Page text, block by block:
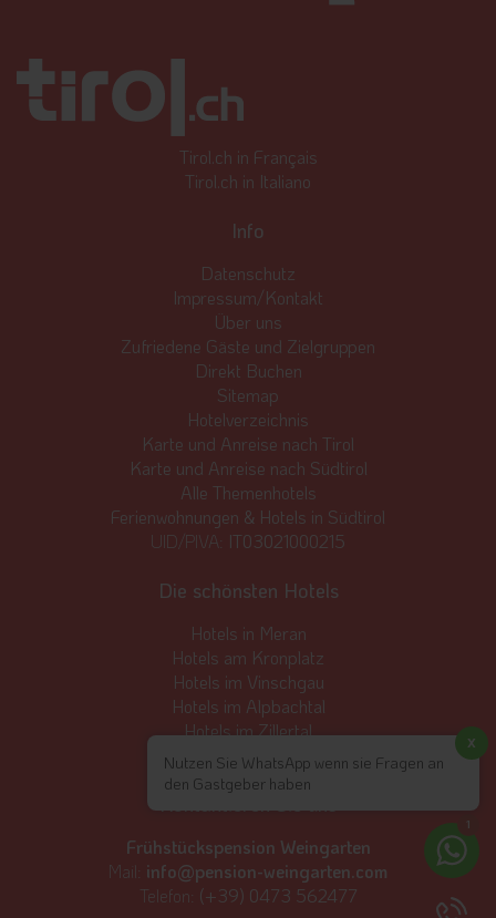
Tirol.ch in Français
Tirol.ch in Italiano
Info
Datenschutz
Impressum/Kontakt
Über uns
Zufriedene Gäste und Zielgruppen
Direkt Buchen
Sitemap
Hotelverzeichnis
Karte und Anreise nach Tirol
Karte und Anreise nach Südtirol
Alle Themenhotels
Ferienwohnungen & Hotels in Südtirol
UID/PIVA: IT03021000215
Die schönsten Hotels
Hotels in Meran
Hotels am Kronplatz
Hotels im Vinschgau
Hotels im Alpbachtal
Hotels im Zillertal
Hotels in Seefeld
Kontaktieren Sie uns
Frühstückspension Weingarten
Mail: info@pension-weingarten.com
Telefon: (+39) 0473 562477
1
Nutzen Sie WhatsApp wenn sie Fragen an
den Gastgeber haben
x